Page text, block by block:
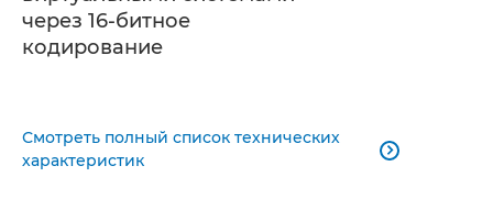
через 16-битное
кодирование
Смотреть полный список технических
характеристик
